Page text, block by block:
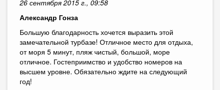
26 сентября 2015 г., 09:58
Александр Гонза
Большую благодарность хочется выразить этой
замечательной турбазе! Отличное место для отдыха,
от моря 5 минут, пляж чистый, большой, море
отличное. Гостеприимство и удобство номеров на
высшем уровне. Обязательно ждите на следующий
год!